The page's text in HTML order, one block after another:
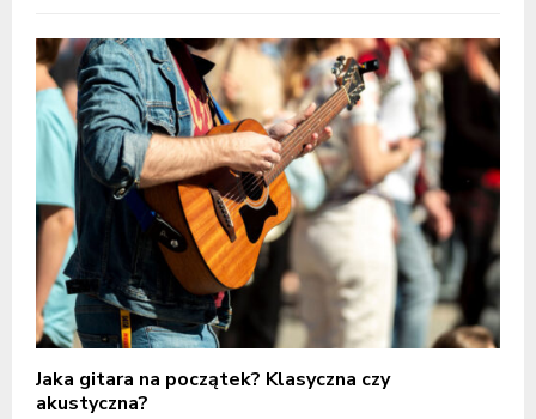
Jaka gitara na początek? Klasyczna czy
akustyczna?